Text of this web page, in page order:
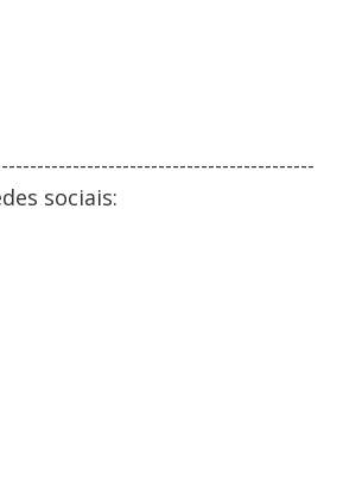
sociais: